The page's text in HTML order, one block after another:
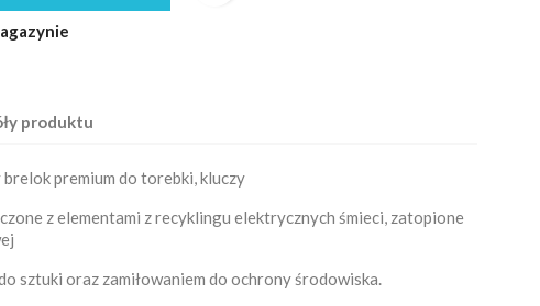
produktu
premium do torebki, kluczy
z elementami z recyklingu elektrycznych śmieci, zatopione
sztuki oraz zamiłowaniem do ochrony środowiska.